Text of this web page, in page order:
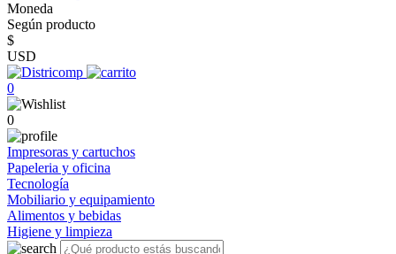
Moneda
Según producto
$
USD
0
0
Impresoras y cartuchos
Papeleria y oficina
Tecnología
Mobiliario y equipamiento
Alimentos y bebidas
Higiene y limpieza